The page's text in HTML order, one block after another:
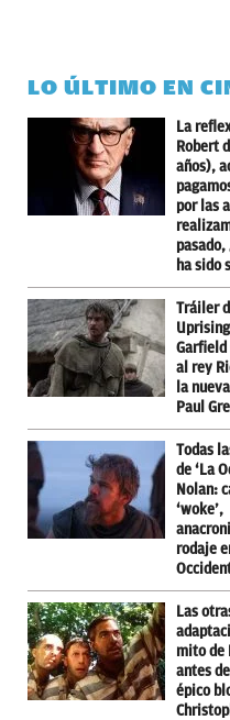
LO ÚLTIMO EN
La
Robert
años),
por las
pasado,
ha sido
Tráiler
Garfield
al rey
la
Paul
Todas
de ‘La
Nolan:
‘woke’,
rodaje
Las
mito de
antes
épico